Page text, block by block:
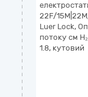
22F/
Luer Lock,
потоку см
1.8, кутовий